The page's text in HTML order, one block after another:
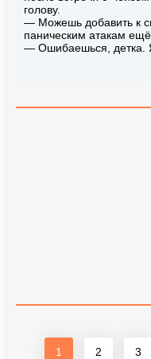
голову.
— Можешь добавить к
паническим атакам
— Ошибаешься, детка.
1 2 3